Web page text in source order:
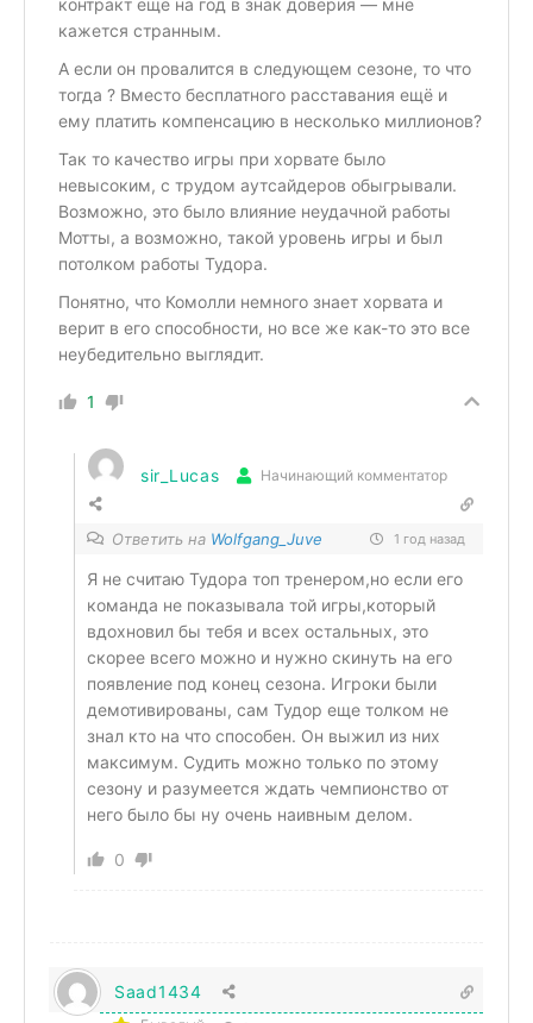
кажется странным.
А если он провалится в следующем сезоне, то что
тогда ? Вместо бесплатного расставания ещё и
ему платить компенсацию в несколько миллионов?
Так то качество игры при хорвате было
невысоким, с трудом аутсайдеров обыгрывали.
Возможно, это было влияние неудачной работы
Мотты, а возможно, такой уровень игры и был
потолком работы Тудора.
Понятно, что Комолли немного знает хорвата и
верит в его способности, но все же как-то это все
неубедительно выглядит.
1
sir_Lucas Начинающий комментатор
Ответить на Wolfgang_Juve 1 год назад
Я не считаю Тудора топ тренером,но если его
команда не показывала той игры,который
вдохновил бы тебя и всех остальных, это
скорее всего можно и нужно скинуть на его
появление под конец сезона. Игроки были
демотивированы, сам Тудор еще толком не
знал кто на что способен. Он выжил из них
максимум. Судить можно только по этому
сезону и разумеется ждать чемпионство от
него было бы ну очень наивным делом.
0
Saad1434